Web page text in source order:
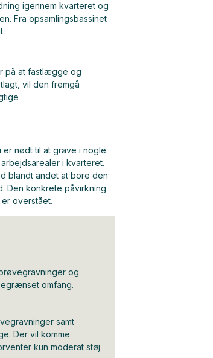
igennem kvarteret og
Fra opsamlingsbassinet
på at fastlægge og
vil den fremgå
nødt til at grave i nogle
i kvarteret.
blandt andet at bore den
Den konkrete påvirkning
overstået.
og
omfang.
samt
Der vil komme
kun moderat støj